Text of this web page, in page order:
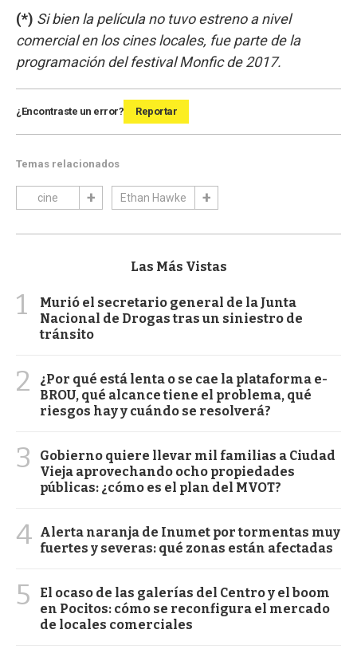
(*) Si bien la película no tuvo estreno a nivel
comercial en los cines locales, fue parte de la
programación del festival Monfic de 2017.
¿Encontraste un error? Reportar
Temas relacionados
cine Ethan Hawke
Las Más Vistas
1
Murió el secretario general de la Junta
Nacional de Drogas tras un siniestro de
tránsito
2
¿Por qué está lenta o se cae la plataforma e-
BROU, qué alcance tiene el problema, qué
riesgos hay y cuándo se resolverá?
3
Gobierno quiere llevar mil familias a Ciudad
Vieja aprovechando ocho propiedades
públicas: ¿cómo es el plan del MVOT?
4 Alerta naranja de Inumet por tormentas muy
fuertes y severas: qué zonas están afectadas
5
El ocaso de las galerías del Centro y el boom
en Pocitos: cómo se reconfigura el mercado
de locales comerciales